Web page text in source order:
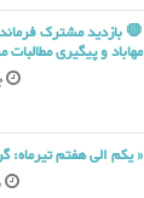
🛑 بازدید مشترک
مهاباد و پیگیری مطالبات
« یکم الی هفتم تیرماه: